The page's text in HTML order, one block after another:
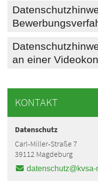
an einer
KONTAKT
Datenschutz
Carl-Miller-Straße 7
39112 Magdeburg